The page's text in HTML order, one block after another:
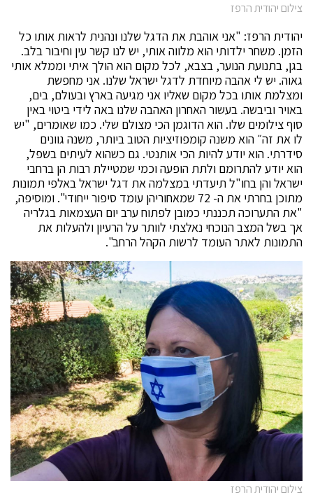
צילום יהודית הרפז
יהודית הרפז: "אני אוהבת את הדגל שלנו ונהנית לראות אותו כל
הזמן. משחר ילדותי הוא מלווה אותי, יש לנו קשר עין וחיבור בלב.
בגן, בתנועת הנוער, בצבא, לכל מקום הוא הולך איתי וממלא אותי
גאוה. יש לי אהבה מיוחדת לדגל ישראל שלנו. אני מחפשת
ומצלמת אותו בכל מקום שאליו אני מגיעה בארץ ובעולם, בים,
באויר וביבשה. בעשור האחרון האהבה שלנו באה לידי ביטוי באין
סוף צילומים שלו. הוא הדוגמן הכי מצולם שלי. כמו שאומרים, "יש
לו את זה״ הוא משנה קומפוזיציות הטוב ביותר, משנה גוונים
סידרתי. הוא יודע להיות הכי אותנטי. גם כשהוא לעיתים בשפל,
הוא יודע להתרומם ולתת הופעה וכמי שמטיילת רבות הן ברחבי
ישראל והן בחו"ל תיעדתי במצלמה את דגל ישראל באלפי תמונות
מתוכן בחרתי את ה- 72 שמאחוריהן עומד סיפור ייחודי". ומוסיפה,
"את התערוכה תכננתי כמובן לפתוח ערב יום העצמאות בגלריה
אך בשל המצב הנוכחי נאלצתי לוותר על הרעיון ולהעלות את
התמונות לאתר העומד לרשות הקהל הרחב".
צילום יהודית הרפז